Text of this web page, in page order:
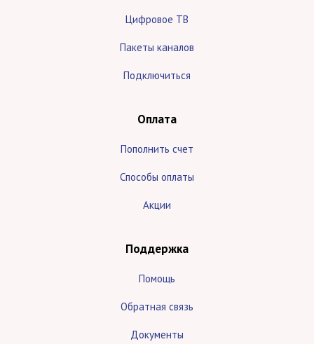
Цифровое ТВ
Пакеты каналов
Подключиться
Оплата
Пополнить счет
Способы оплаты
Акции
Поддержка
Помощь
Обратная связь
Документы